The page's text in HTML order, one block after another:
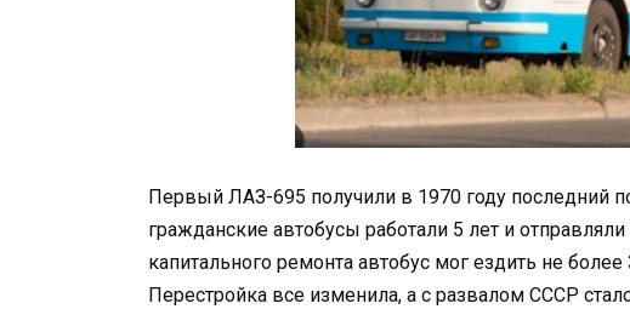
Первый ЛАЗ-695 получили в 1970 году последний
гражданские автобусы работали 5 лет и
капитального ремонта автобус мог ездить не
Перестройка все изменила, а с развалом СССР